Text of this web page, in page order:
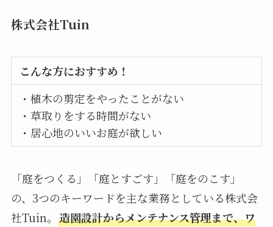
株式会社Tuin
こんな方におすすめ！
・植木の剪定をやったことがない
・草取りをする時間がない
・居心地のいいお庭が欲しい
「庭をつくる」「庭とすごす」「庭をのこす」
の、3つのキーワードを主な業務としている株式会
社Tuin。 造園設計からメンテナンス管理まで、ワ